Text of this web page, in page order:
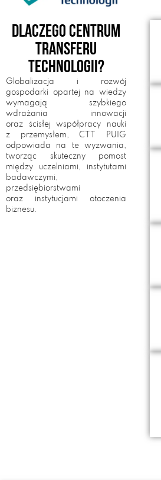
Dlaczego Centrum
Transferu
Technologii?
Globalizacja i rozwój
gospodarki opartej na wiedzy
wymagają szybkiego
wdrażania innowacji
oraz ścisłej współpracy nauki
z przemysłem, CTT PUIG
odpowiada na te wyzwania,
tworząc skuteczny pomost
między uczelniami, instytutami
badawczymi,
przedsiębiorstwami
oraz instytucjami otoczenia
biznesu.